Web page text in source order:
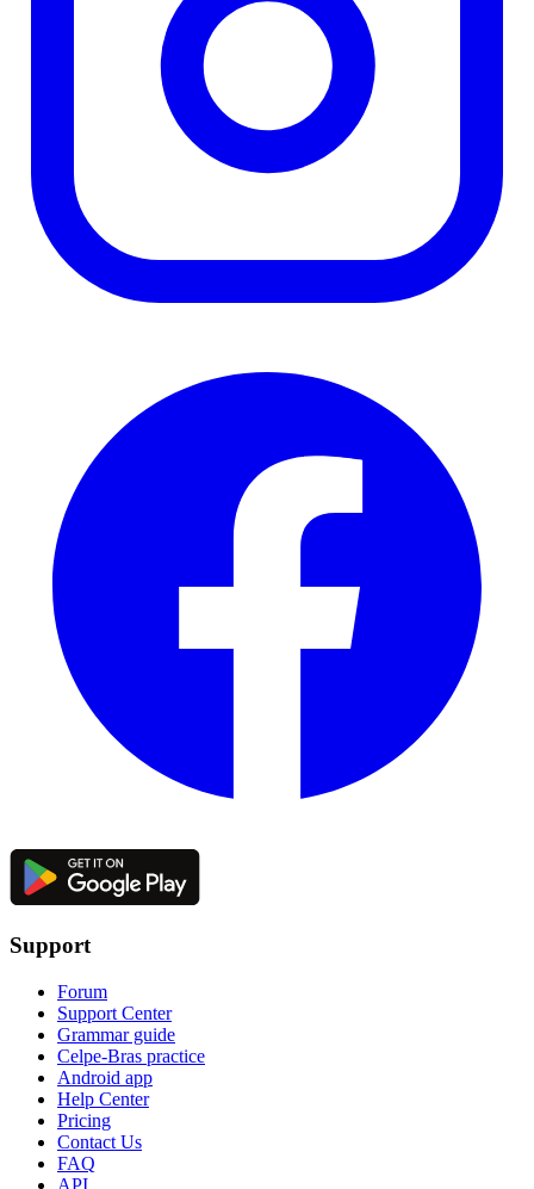
Support
Forum
Support Center
Grammar guide
Celpe-Bras practice
Android app
Help Center
Pricing
Contact Us
FAQ
API